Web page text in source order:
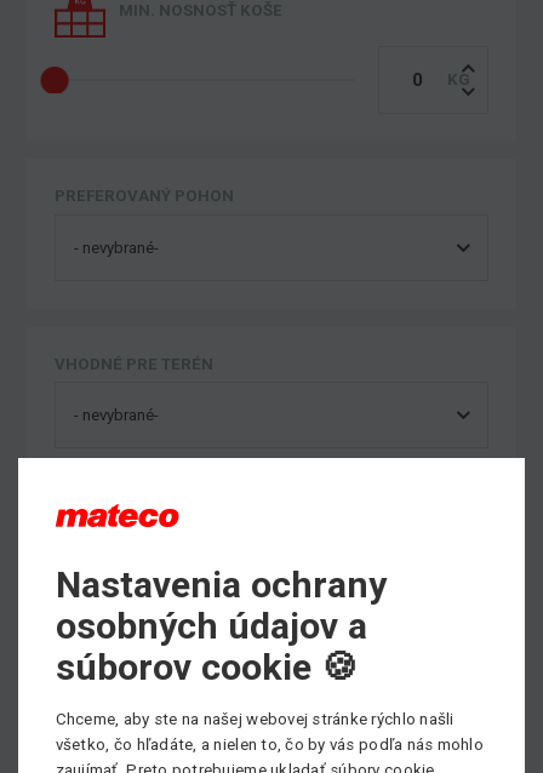
MIN. NOSNOSŤ KOŠE
PREFEROVANÝ POHON
VHODNÉ PRE TERÉN
Výber kategórie strojov
Max. pracovná výška: 23m
Nastavenia ochrany
osobných údajov a
súborov cookie 🍪
Chceme, aby ste na našej webovej stránke rýchlo našli
všetko, čo hľadáte, a nielen to, čo by vás podľa nás mohlo